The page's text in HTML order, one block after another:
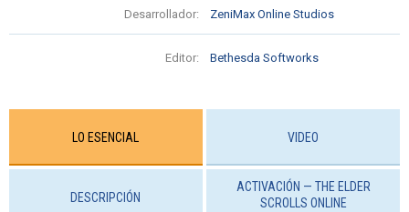
Desarrollador: ZeniMax Online Studios
Editor: Bethesda Softworks
LO ESENCIAL VIDEO
DESCRIPCIÓN
ACTIVACIÓN — THE ELDER
SCROLLS ONLINE